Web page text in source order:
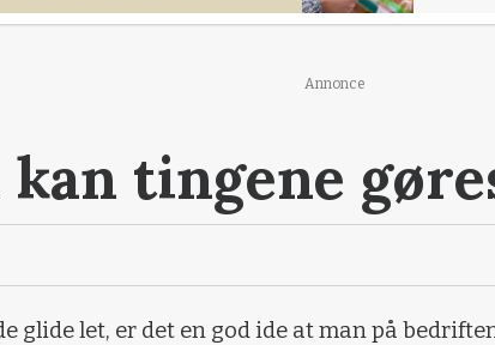
Annonce
tingene
glide let, er det en god ide at man på